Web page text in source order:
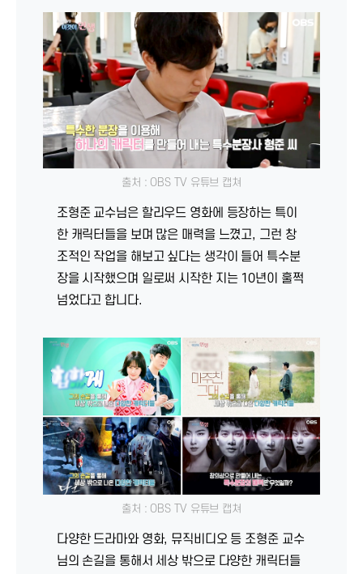
출처 : OBS TV 유튜브 캡쳐
조형준 교수님은 할리우드 영화에 등장하는 특이
한 캐릭터들을 보며 많은 매력을 느꼈고, 그런 창
조적인 작업을 해보고 싶다는 생각이 들어 특수분
장을 시작했으며 일로써 시작한 지는 10년이 훌쩍
넘었다고 합니다.
출처 : OBS TV 유튜브 캡쳐
다양한 드라마와 영화, 뮤직비디오 등 조형준 교수
님의 손길을 통해서 세상 밖으로 다양한 캐릭터들